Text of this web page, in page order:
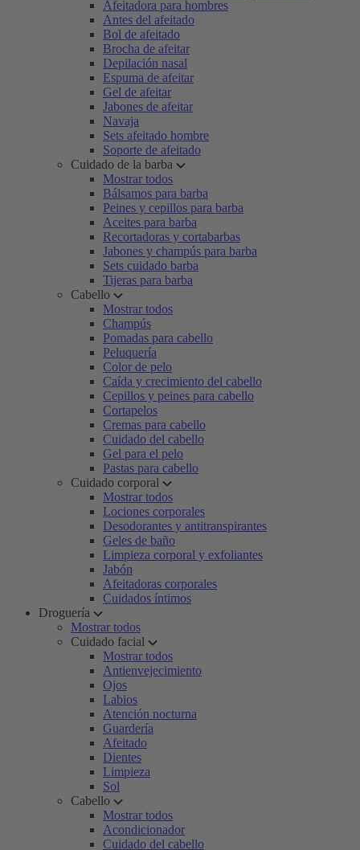
Afeitadora para hombres
Antes del afeitado
Bol de afeitado
Brocha de afeitar
Depilación nasal
Espuma de afeitar
Gel de afeitar
Jabones de afeitar
Navaja
Sets afeitado hombre
Soporte de afeitado
Cuidado de la barba
Mostrar todos
Bálsamos para barba
Peines y cepillos para barba
Aceites para barba
Recortadoras y cortabarbas
Jabones y champús para barba
Sets cuidado barba
Tijeras para barba
Cabello
Mostrar todos
Champús
Pomadas para cabello
Peluquería
Color de pelo
Caída y crecimiento del cabello
Cepillos y peines para cabello
Cortapelos
Cremas para cabello
Cuidado del cabello
Gel para el pelo
Pastas para cabello
Cuidado corporal
Mostrar todos
Lociones corporales
Desodorantes y antitranspirantes
Geles de baño
Limpieza corporal y exfoliantes
Jabón
Afeitadoras corporales
Cuidados íntimos
Droguería
Mostrar todos
Cuidado facial
Mostrar todos
Antienvejecimiento
Ojos
Labios
Atención nocturna
Guardería
Afeitado
Dientes
Limpieza
Sol
Cabello
Mostrar todos
Acondicionador
Cuidado del cabello